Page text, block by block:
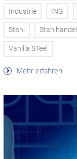
Industrie ING
Stahl Stahlhandel
Vanilla STeel
Mehr erfahren